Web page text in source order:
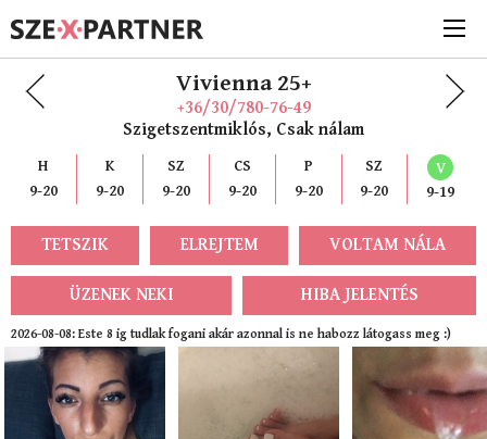
Vivienna 25+
+36/30/780-76-49
Szigetszentmiklós, Csak nálam
H
9-20
K
9-20
SZ
9-20
CS
9-20
P
9-20
SZ
9-20
V
9-19
TETSZIK ELREJTEM VOLTAM NÁLA
ÜZENEK NEKI HIBA JELENTÉS
2026-08-08: Este 8 ig tudlak fogani akár azonnal is ne habozz látogass meg :)